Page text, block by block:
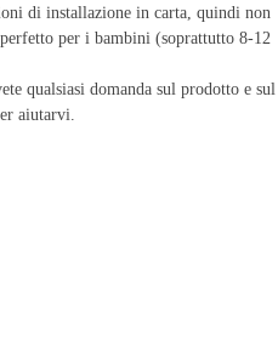
di installazione in carta, quindi non
per i bambini (soprattutto 8-12
qualsiasi domanda sul prodotto e sul
aiutarvi.